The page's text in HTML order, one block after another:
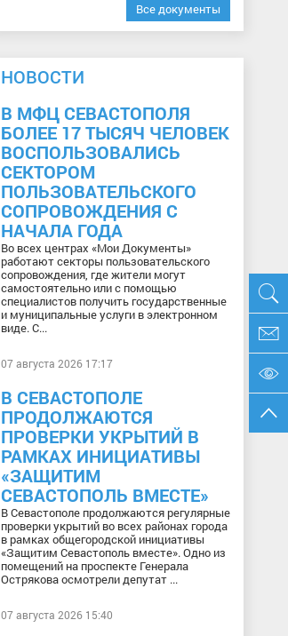
Все документы
НОВОСТИ
В МФЦ СЕВАСТОПОЛЯ
БОЛЕЕ 17 ТЫСЯЧ ЧЕЛОВЕК
ВОСПОЛЬЗОВАЛИСЬ
СЕКТОРОМ
ПОЛЬЗОВАТЕЛЬСКОГО
СОПРОВОЖДЕНИЯ С
НАЧАЛА ГОДА
Во всех центрах «Мои Документы»
работают секторы пользовательского
сопровождения, где жители могут
самостоятельно или с помощью
специалистов получить государственные
и муниципальные услуги в электронном
виде. С...
07 августа 2026 17:17
В СЕВАСТОПОЛЕ
ПРОДОЛЖАЮТСЯ
ПРОВЕРКИ УКРЫТИЙ В
РАМКАХ ИНИЦИАТИВЫ
«ЗАЩИТИМ
СЕВАСТОПОЛЬ ВМЕСТЕ»
В Севастополе продолжаются регулярные
проверки укрытий во всех районах города
в рамках общегородской инициативы
«Защитим Севастополь вместе». Одно из
помещений на проспекте Генерала
Острякова осмотрели депутат ...
07 августа 2026 15:40